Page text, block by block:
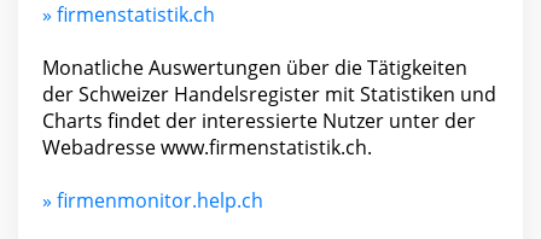
» firmenstatistik.ch
Monatliche Auswertungen über die Tätigkeiten
der Schweizer Handelsregister mit Statistiken und
Charts findet der interessierte Nutzer unter der
Webadresse www.firmenstatistik.ch.
» firmenmonitor.help.ch